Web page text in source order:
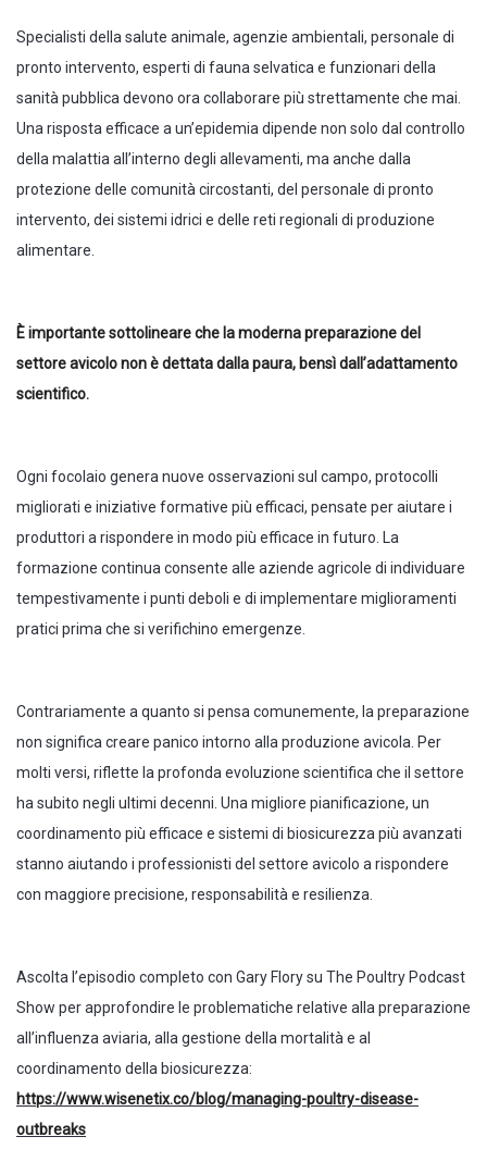
Specialisti della salute animale, agenzie ambientali, personale di
pronto intervento, esperti di fauna selvatica e funzionari della
sanità pubblica devono ora collaborare più strettamente che mai.
Una risposta efficace a un’epidemia dipende non solo dal controllo
della malattia all’interno degli allevamenti, ma anche dalla
protezione delle comunità circostanti, del personale di pronto
intervento, dei sistemi idrici e delle reti regionali di produzione
alimentare.
È importante sottolineare che la moderna preparazione del
settore avicolo non è dettata dalla paura, bensì dall’adattamento
scientifico.
Ogni focolaio genera nuove osservazioni sul campo, protocolli
migliorati e iniziative formative più efficaci, pensate per aiutare i
produttori a rispondere in modo più efficace in futuro. La
formazione continua consente alle aziende agricole di individuare
tempestivamente i punti deboli e di implementare miglioramenti
pratici prima che si verifichino emergenze.
Contrariamente a quanto si pensa comunemente, la preparazione
non significa creare panico intorno alla produzione avicola. Per
molti versi, riflette la profonda evoluzione scientifica che il settore
ha subito negli ultimi decenni. Una migliore pianificazione, un
coordinamento più efficace e sistemi di biosicurezza più avanzati
stanno aiutando i professionisti del settore avicolo a rispondere
con maggiore precisione, responsabilità e resilienza.
Ascolta l’episodio completo con Gary Flory su The Poultry Podcast
Show per approfondire le problematiche relative alla preparazione
all’influenza aviaria, alla gestione della mortalità e al
coordinamento della biosicurezza:
https://www.wisenetix.co/blog/managing-poultry-disease-
outbreaks